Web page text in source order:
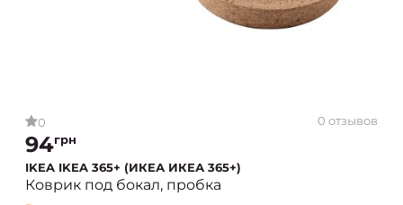
0 0 отзывов
94грн
IKEA IKEA 365+ (ИКЕА ИКЕА 365+)
Коврик под бокал, пробка